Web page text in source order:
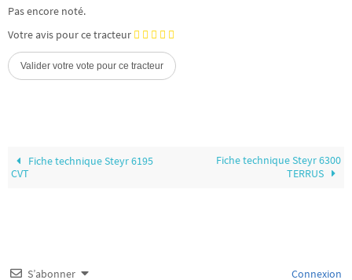
Pas encore noté.
Votre avis pour ce tracteur
Fiche technique Steyr 6195
CVT
Fiche technique Steyr 6300
TERRUS
S’abonner Connexion